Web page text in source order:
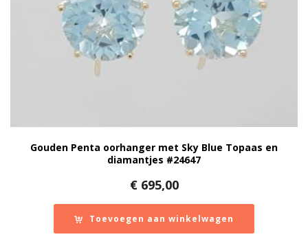
Gouden Penta oorhanger met Sky Blue Topaas en
diamantjes #24647
€695,00
Toevoegen aan winkelwagen